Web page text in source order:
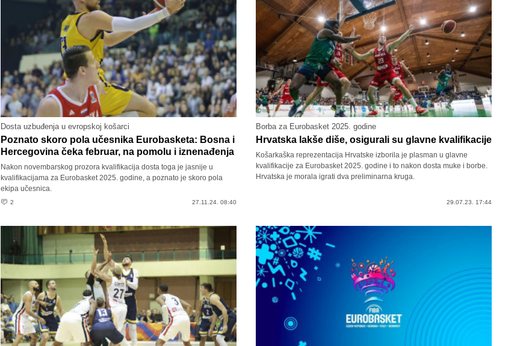
Dosta uzbuđenja u evropskoj košarci
Poznato skoro pola učesnika Eurobasketa: Bosna i
Hercegovina čeka februar, na pomolu i iznenađenja
Nakon novembarskog prozora kvalifikacija dosta toga je jasnije u
kvalifikacijama za Eurobasket 2025. godine, a poznato je skoro pola
ekipa učesnica.
2 27.11.24. 08:40
Borba za Eurobasket 2025. godine
Hrvatska lakše diše, osigurali su glavne kvalifikacije
Košarkaška reprezentacija Hrvatske izborila je plasman u glavne
kvalifikacije za Eurobasket 2025. godine i to nakon dosta muke i borbe.
Hrvatska je morala igrati dva preliminarna kruga.
29.07.23. 17:44